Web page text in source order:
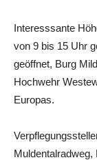
Interesssante
von 9 bis 15 Uhr
geöffnet, Burg
Hochwehr
Europas.